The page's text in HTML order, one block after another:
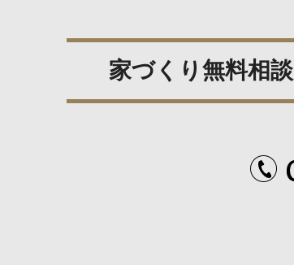
家づくり無料相談